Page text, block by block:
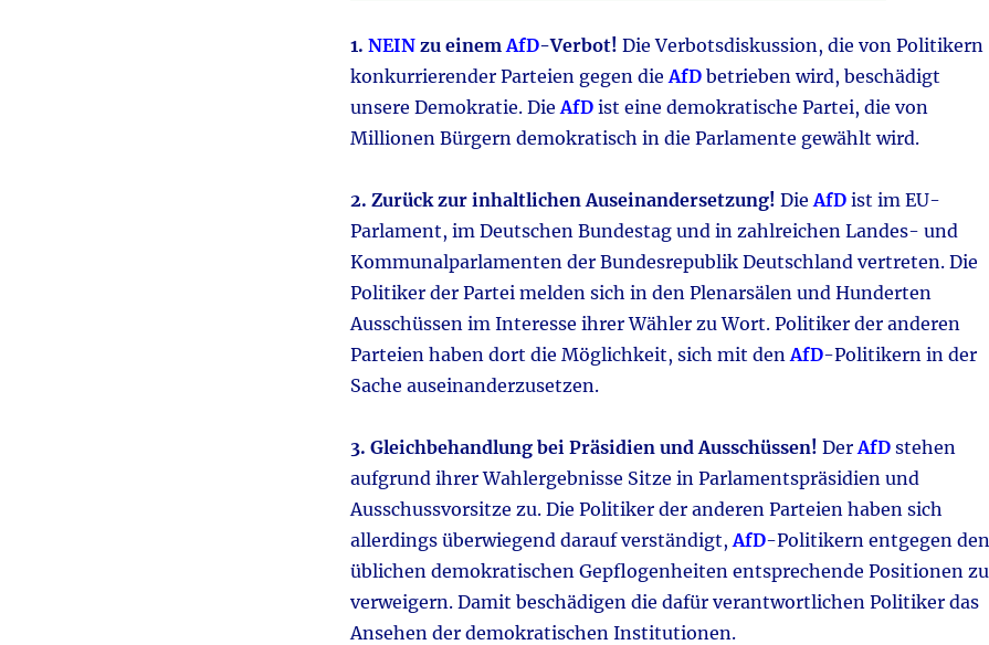
1. NEINzu einem AfD-Verbot! Die Verbotsdiskussion, die von Politikern
konkurrierender Parteien gegen die AfDbetrieben wird, beschädigt
unsere Demokratie. Die AfDist eine demokratische Partei, die von
Millionen Bürgern demokratisch in die Parlamente gewählt wird.
2. Zurück zur inhaltlichen Auseinandersetzung! Die AfDist im EU-
Parlament, im Deutschen Bundestag und in zahlreichen Landes- und
Kommunalparlamenten der Bundesrepublik Deutschland vertreten. Die
Politiker der Partei melden sich in den Plenarsälen und Hunderten
Ausschüssen im Interesse ihrer Wähler zu Wort. Politiker der anderen
Parteien haben dort die Möglichkeit, sich mit den AfD-Politikern in der
Sache auseinanderzusetzen.
3. Gleichbehandlung bei Präsidien und Ausschüssen! Der AfDstehen
aufgrund ihrer Wahlergebnisse Sitze in Parlamentspräsidien und
Ausschussvorsitze zu. Die Politiker der anderen Parteien haben sich
allerdings überwiegend darauf verständigt, AfD-Politikern entgegen den
üblichen demokratischen Gepflogenheiten entsprechende Positionen zu
verweigern. Damit beschädigen die dafür verantwortlichen Politiker das
Ansehen der demokratischen Institutionen.